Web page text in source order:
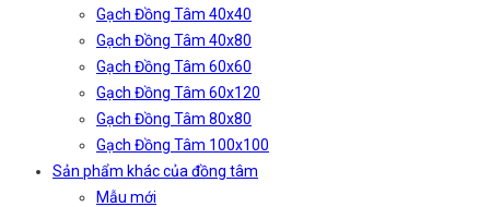
Gạch Đồng Tâm 40x40
Gạch Đồng Tâm 40x80
Gạch Đồng Tâm 60x60
Gạch Đồng Tâm 60x120
Gạch Đồng Tâm 80x80
Gạch Đồng Tâm 100x100
Sản phẩm khác của đồng tâm
Mẫu mới